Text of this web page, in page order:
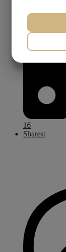
16
Shares: